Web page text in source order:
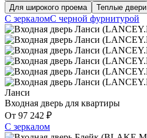
Для широкого проема
Теплые двери
С зеркаломС черной фурнитурой
Ланси
Входная дверь для квартиры
От 97 242 ₽
С зеркалом